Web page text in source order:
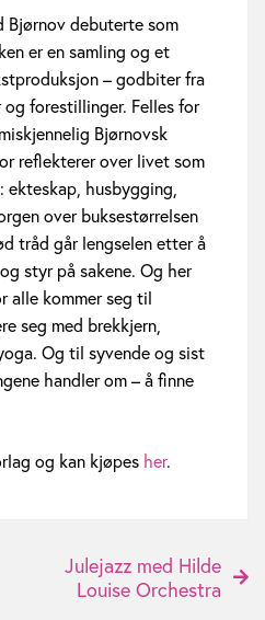
Bjørnov debuterte som
er en samling og et
– godbiter fra
og forestillinger. Felles for
Bjørnovsk
reflekterer over livet som
ekteskap, husbygging,
over buksestørrelsen
tråd går lengselen etter å
styr på sakene. Og her
alle kommer seg til
seg med brekkjern,
Og til syvende og sist
handler om – å finne
og kan kjøpes her.
Julejazz med Hilde
Louise Orchestra